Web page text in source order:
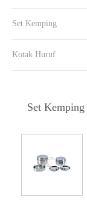
Set Kemping
Kotak Huruf
Set Kemping